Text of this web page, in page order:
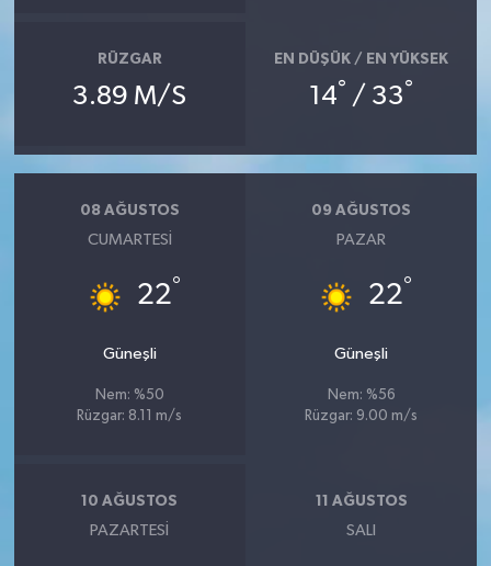
RÜZGAR
3.89 M/S
EN DÜŞÜK / EN YÜKSEK
14° / 33°
08 AĞUSTOS
CUMARTESI
22°
Güneşli
Nem: %50
Rüzgar: 8.11 m/s
09 AĞUSTOS
PAZAR
22°
Güneşli
Nem: %56
Rüzgar: 9.00 m/s
10 AĞUSTOS
PAZARTESI
11 AĞUSTOS
SALI